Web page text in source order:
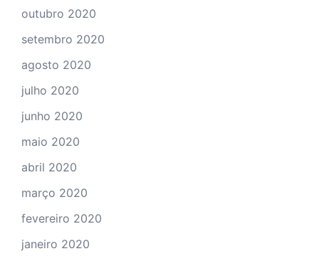
outubro 2020
setembro 2020
agosto 2020
julho 2020
junho 2020
maio 2020
abril 2020
março 2020
fevereiro 2020
janeiro 2020